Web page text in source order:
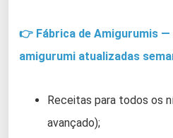
👉 Fábrica de Amigurumis —
amigurumi atualizadas
Receitas para todos os
avançado);